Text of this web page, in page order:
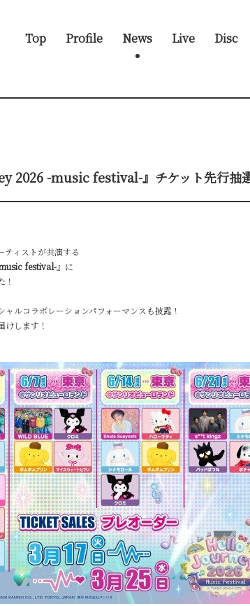
Top Profile News Live Disc
2026 -music festival-』チケット先行抽
ティストが共演する
festival-』に
ルコラボレーションパフォーマンスも披露！
します！